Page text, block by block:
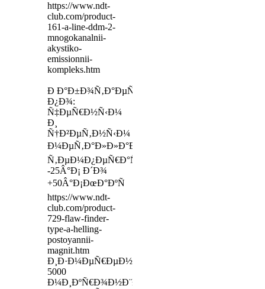
https://www.ndt-
club.com/product-
161-a-line-ddm-2-
mnogokanalnii-
akystiko-
emissionnii-
kompleks.htm
Ð Ð°Ð±Ð¾Ñ‚Ð°ÐµÑ‚
Ð¿Ð¾:
Ñ‡ÐµÑ€Ð½Ñ‹Ð¼
Ð¸
Ñ†Ð²ÐµÑ‚Ð½Ñ‹Ð¼
Ð¼ÐµÑ‚Ð°Ð»Ð»Ð°Ð¼Ð Ð°Ð±Ð¾Ñ‡Ð°Ñ
Ñ‚ÐµÐ¼Ð¿ÐµÑ€Ð°Ñ‚ÑƒÑ€Ð°:
-25Â°Ð¡ Ð´Ð¾
+50Â°Ð¡ÐœÐ°ÐºÑ
https://www.ndt-
club.com/product-
729-flaw-finder-
type-a-helling-
postoyannii-
magnit.htm
Ð¸Ð·Ð¼ÐµÑ€ÐµÐ½Ð¸Ðµ:
5000
Ð¼Ð¸ÐºÑ€Ð¾Ð½Ð¨Ð°Ð³